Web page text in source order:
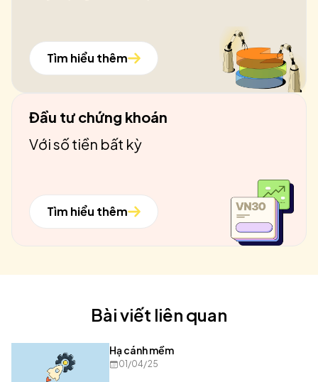
Tìm hiểu thêm
Đầu tư chứng khoán
Với số tiền bất kỳ
Tìm hiểu thêm
Bài viết liên quan
Hạ cánh mềm
01/04/25